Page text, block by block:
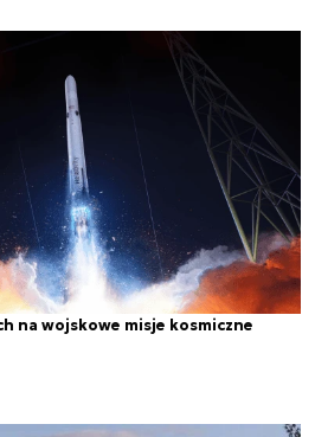
na wojskowe misje kosmiczne